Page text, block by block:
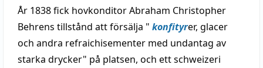
År 1838 fick hovkonditor Abraham Christopher
Behrens tillstånd att försälja " konfityrer, glacer
och andra refraichisementer med undantag av
starka drycker" på platsen, och ett schweizeri